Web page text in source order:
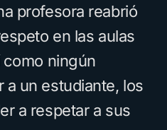
profesora reabrió
en las aulas
como ningún
un estudiante, los
a respetar a sus